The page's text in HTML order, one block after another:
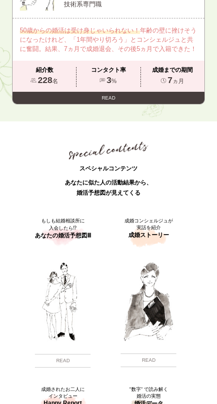
技術系専門職
50歳からの婚活は受け身じゃいられない！年齢の壁に挫けそう
になったけれど、「1年間やり切ろう」とコンシェルジュと共
に奮闘。結果、7ヵ月で成婚退会、その後5ヵ月で入籍できた！
紹介数
228名
コンタクト率
3%
成婚までの期間
7ヵ月
READ
スペシャルコンテンツ
あなたに似た人の活動結果から、
婚活予想図が見えてくる
もしも結婚相談所に
入会したら⁉
あなたの婚活予想図Ⅲ
READ
成婚コンシェルジュが
実話を紹介
成婚ストーリー
READ
成婚されたお二人に
インタビュー
"数字” で読み解く
婚活の実態